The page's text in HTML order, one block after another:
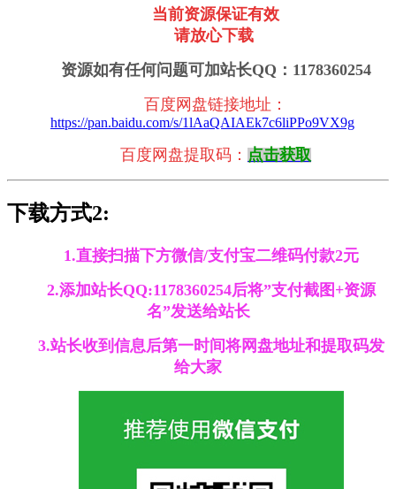
当前资源保证有效
请放心下载
资源如有任何问题可加站长QQ：1178360254
百度网盘链接地址 ：
https://pan.baidu.com/s/1lAaQAIAEk7c6liPPo9VX9g
百度网盘提取码： 点击获取
下载方式2:
1.直接扫描下方微信/支付宝二维码付款2元
2.添加站长QQ:1178360254后将”支付截图+资源
名”发送给站长
3.站长收到信息后第一时间将网盘地址和提取码发
给大家